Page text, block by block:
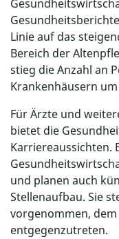
Linie auf das
Bereich der
stieg die Anzahl an
Krankenhäusern
Für Ärzte und
bietet die
Karriereaussichten.
und planen auch
Stellenaufbau. Sie
vorgenommen,
entgegenzutreten.